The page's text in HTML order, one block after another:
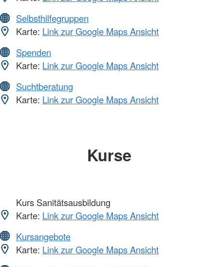
Selbsthilfegruppen
Karte: Link zur Google Maps Ansicht
Spenden
Karte: Link zur Google Maps Ansicht
Suchtberatung
Karte: Link zur Google Maps Ansicht
Kurse
Kurs Sanitätsausbildung
Karte: Link zur Google Maps Ansicht
Kursangebote
Karte: Link zur Google Maps Ansicht